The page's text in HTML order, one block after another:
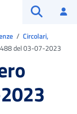
Circolari,
del 03-07-2023